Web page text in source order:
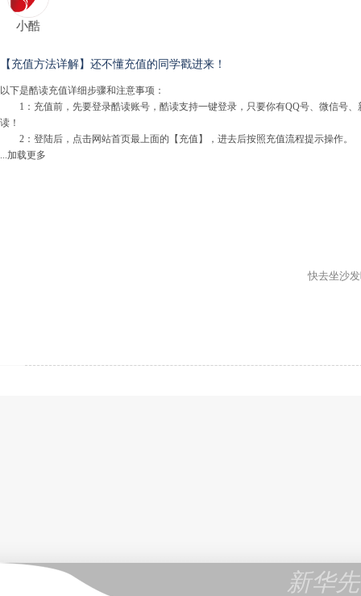
小酷
【充值方法详解】还不懂充值的同学戳进来！
以下是酷读充值详细步骤和注意事项：
1：充值前，先要登录酷读账号，酷读支持一键登录，只要你有QQ号、微信号、
读！
2：登陆后，点击网站首页最上面的【充值】，进去后按照充值流程提示操作。
...加载更多
快去坐沙
新华